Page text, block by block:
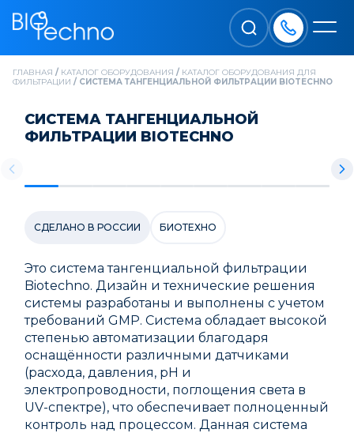
ГЛАВНАЯ / КАТАЛОГ ОБОРУДОВАНИЯ / КАТАЛОГ ОБОРУДОВАНИЯ ДЛЯ
ФИЛЬТРАЦИИ / СИСТЕМА ТАНГЕНЦИАЛЬНОЙ ФИЛЬТРАЦИИ BIOTECHNO
СИСТЕМА ТАНГЕНЦИАЛЬНОЙ
ФИЛЬТРАЦИИ BIOTECHNO
СДЕЛАНО В РОССИИ БИОТЕХНО
Это система тангенциальной фильтрации
Biotechno. Дизайн и технические решения
системы разработаны и выполнены с учетом
требований GMP. Система обладает высокой
степенью автоматизации благодаря
оснащённости различными датчиками
(расхода, давления, pH и
электропроводности, поглощения света в
UV-спектре), что обеспечивает полноценный
контроль над процессом. Данная система